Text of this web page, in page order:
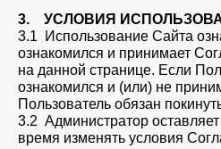
3. УСЛОВИЯ
3.1 Использование Сайта
ознакомился и принимает
на данной странице. Если
ознакомился и (или) не
Пользователь обязан
3.2 Администратор
время изменять условия